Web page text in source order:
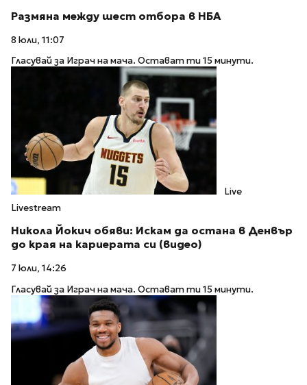
Размяна между шест отбора в НБА
8 юли, 11:07
Гласувай за Играч на мача. Остават ти 15 минути.
Live
Livestream
Никола Йокич обяви: Искам да остана в Денвър
до края на кариерата си (видео)
7 юли, 14:26
Гласувай за Играч на мача. Остават ти 15 минути.